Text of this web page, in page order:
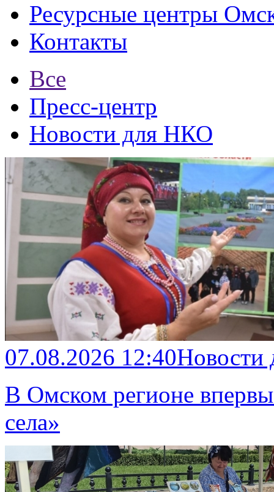
Ресурсные центры
Контакты
Все
Пресс-центр
Новости для НКО
07.08.2026 12:40
В Омском регионе
села»